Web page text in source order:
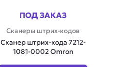
ПОД ЗАКАЗ
Сканеры штрих-кодов
Сканер штрих-кода 7212-
1081-0002 Omron